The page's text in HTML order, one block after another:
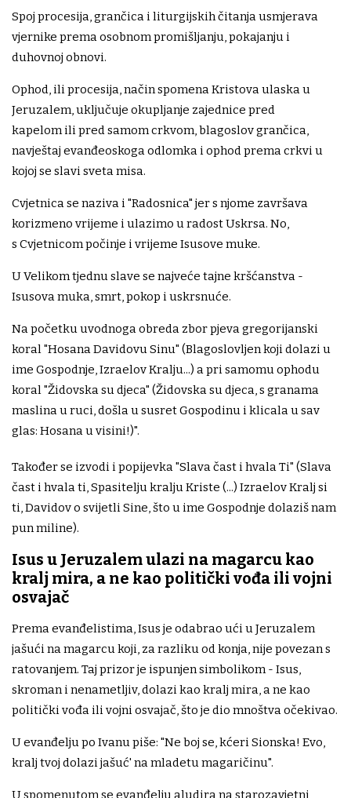
Spoj procesija, grančica i liturgijskih čitanja usmjerava
vjernike prema osobnom promišljanju, pokajanju i
duhovnoj obnovi.
Ophod, ili procesija, način spomena Kristova ulaska u
Jeruzalem, uključuje okupljanje zajednice pred
kapelom ili pred samom crkvom, blagoslov grančica,
navještaj evanđeoskoga odlomka i ophod prema crkvi u
kojoj se slavi sveta misa.
Cvjetnica se naziva i "Radosnica" jer s njome završava
korizmeno vrijeme i ulazimo u radost Uskrsa. No,
s Cvjetnicom počinje i vrijeme Isusove muke.
U Velikom tjednu slave se najveće tajne kršćanstva -
Isusova muka, smrt, pokop i uskrsnuće.
Na početku uvodnoga obreda zbor pjeva gregorijanski
koral "Hosana Davidovu Sinu" (Blagoslovljen koji dolazi u
ime Gospodnje, Izraelov Kralju...) a pri samomu ophodu
koral "Židovska su djeca" (Židovska su djeca, s granama
maslina u ruci, došla u susret Gospodinu i klicala u sav
glas: Hosana u visini!)".
Također se izvodi i popijevka "Slava čast i hvala Ti" (Slava
čast i hvala ti, Spasitelju kralju Kriste (...) Izraelov Kralj si
ti, Davidov o svijetli Sine, što u ime Gospodnje dolaziš nam
pun miline).
Isus u Jeruzalem ulazi na magarcu kao
kralj mira, a ne kao politički vođa ili vojni
osvajač
Prema evanđelistima, Isus je odabrao ući u Jeruzalem
jašući na magarcu koji, za razliku od konja, nije povezan s
ratovanjem. Taj prizor je ispunjen simbolikom - Isus,
skroman i nenametljiv, dolazi kao kralj mira, a ne kao
politički vođa ili vojni osvajač, što je dio mnoštva očekivao.
U evanđelju po Ivanu piše: "Ne boj se, kćeri Sionska! Evo,
kralj tvoj dolazi jašuć' na mladetu magaričinu".
U spomenutom se evanđelju aludira na starozavjetni